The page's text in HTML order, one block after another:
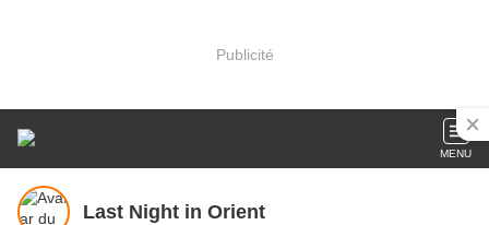
Publicité
MENU
Last Night in Orient